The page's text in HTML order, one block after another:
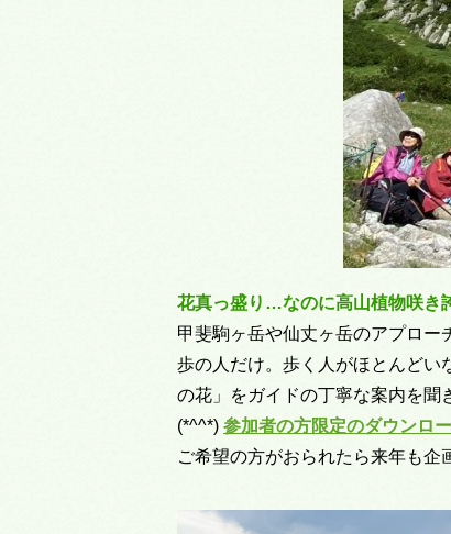
花真っ盛り…なのに高山植物咲き
甲斐駒ヶ岳や仙丈ヶ岳のアプロー
歩の人だけ。歩く人がほとんどい
の花」をガイドの丁寧な案内を聞
(*^^*) 参加者の方限定のダウンロ
ご希望の方がおられたら来年も企